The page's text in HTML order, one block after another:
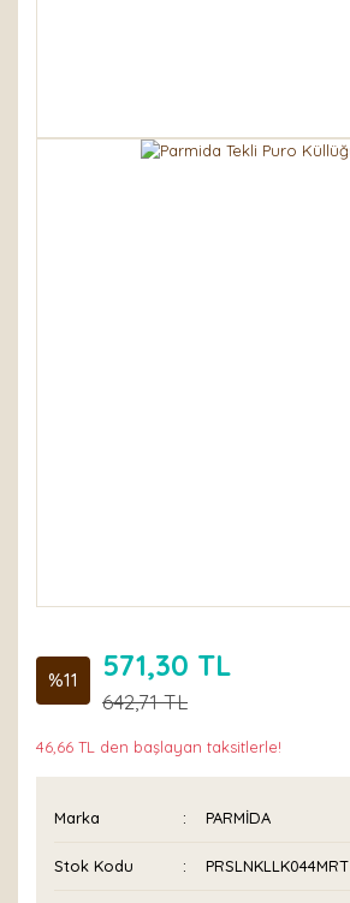
%11 571,30 TL
642,71 TL
46,66 TL den başlayan taksitlerle!
Marka PARMİDA
Stok Kodu PRSLNKLLK044MRT